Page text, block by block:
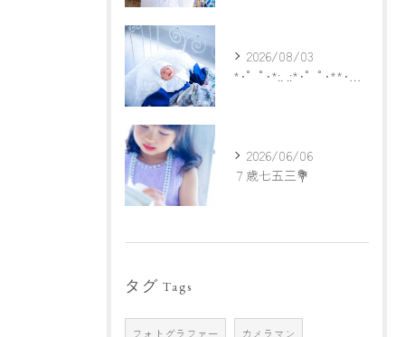
2026/08/03
*･゜ﾟ･*:. .:*･゜ﾟ･**･゜ﾟ･*:.
2026/06/06
７歳七五三💐
タグ Tags
フォトグラファー カメラマン